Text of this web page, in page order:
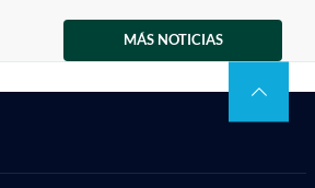
MÁS NOTICIAS